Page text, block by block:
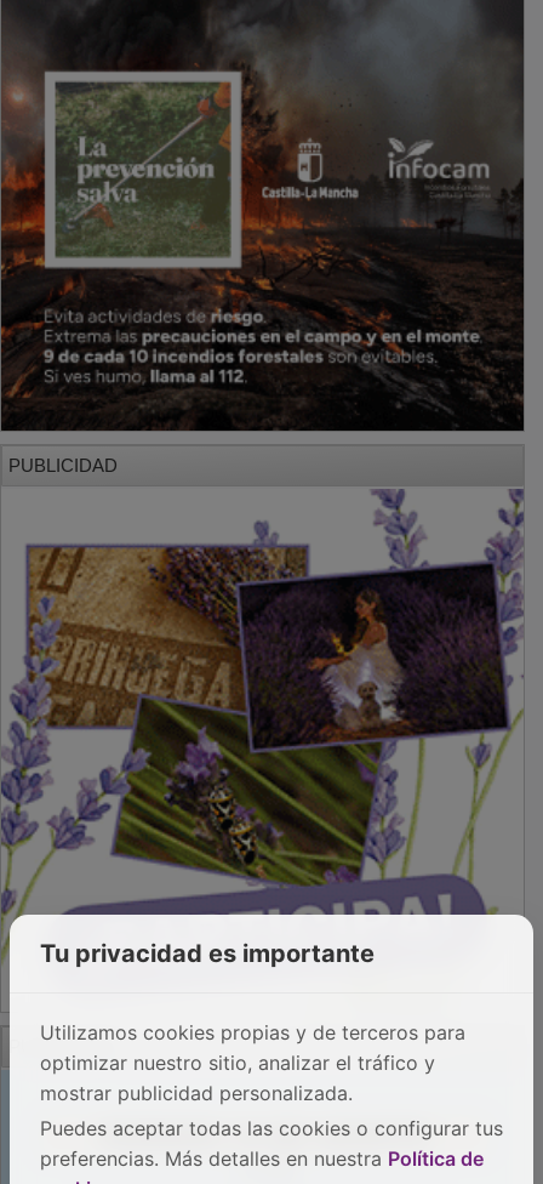
PUBLICIDAD
Tu privacidad es importante
Utilizamos cookies propias y de terceros para
optimizar nuestro sitio, analizar el tráfico y
mostrar publicidad personalizada.
Puedes aceptar todas las cookies o configurar tus
preferencias. Más detalles en nuestra Política de